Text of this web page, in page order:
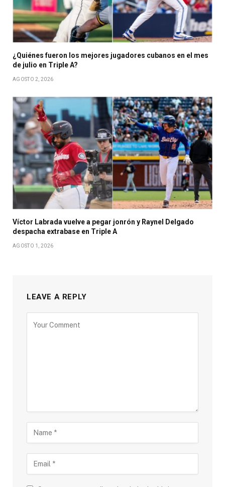
¿Quiénes fueron los mejores jugadores cubanos en el mes
de julio en Triple A?
AGOSTO 2, 2026
Víctor Labrada vuelve a pegar jonrón y Raynel Delgado
despacha extrabase en Triple A
AGOSTO 1, 2026
LEAVE A REPLY